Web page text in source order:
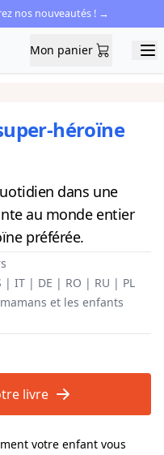
nos nouveautés ! →
Mon panier
Mon panier
héroïne
dans une
au monde entier
préférée.
| IT | DE | RO | RU | PL
et les enfants
livre
votre enfant vous